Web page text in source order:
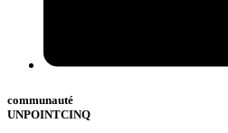
communauté
UNPOINTCINQ